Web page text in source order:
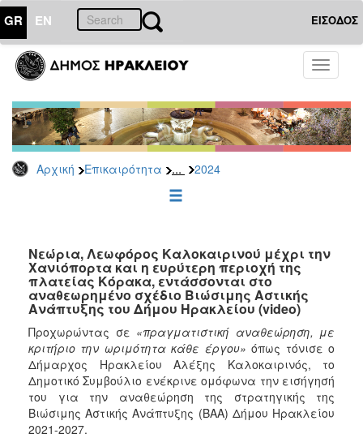
GR EN ΕΙΣΟΔΟΣ
Toggle
Αρχική Επικαιρότητα ... 2024
ΕΠΙΚΑΙΡΟΤΗΤΑ
Τύπου
Αρχείο
2026
2025
2022
2021
2020
2019
2018
2017
2016
2015
Νεώρια, Λεωφόρος Καλοκαιρινού μέχρι την
Χανιόπορτα και η ευρύτερη περιοχή της
πλατείας Κόρακα, εντάσσονται στο
αναθεωρημένο σχέδιο Βιώσιμης Αστικής
Ανάπτυξης του Δήμου Ηρακλείου (video)
Προχωρώντας σε «πραγματιστική αναθεώρηση, με
κριτήριο την ωριμότητα κάθε έργου» όπως τόνισε ο
Δήμαρχος Ηρακλείου Αλέξης Καλοκαιρινός, το
Δημοτικό Συμβούλιο ενέκρινε ομόφωνα την εισήγησή
του για την αναθεώρηση της στρατηγικής της
Βιώσιμης Αστικής Ανάπτυξης (ΒΑΑ) Δήμου Ηρακλείου
2021-2027.